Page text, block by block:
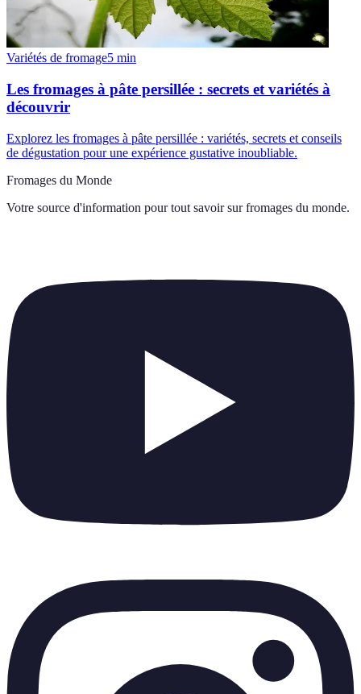
Variétés de fromage5 min
Les fromages à pâte persillée : secrets et variétés à
découvrir
Explorez les fromages à pâte persillée : variétés, secrets et conseils
de dégustation pour une expérience gustative inoubliable.
Fromages du Monde
Votre source d'information pour tout savoir sur fromages du monde.